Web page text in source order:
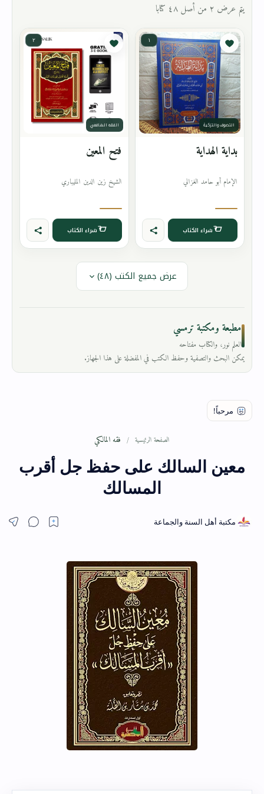
يتم عرض ٢ من أصل ٤٨ كتابا
١
التصوف والتزكية
بداية الهداية
الإمام أبو حامد الغزالي
شراء الكتاب
٢
الفقه الشافعي
فتح المعين
الشيخ زين الدين المليباري
شراء الكتاب
عرض جميع الكتب (٤٨)
مطبعة ومكتبة ترمسي
العلم نور، والكتاب مفتاحه
يمكن البحث والتصفية وحفظ الكتب في المفضلة على هذا الجهاز.
الصفحة الرئيسية فقه المالكي
معين السالك على حفظ جل أقرب
المسالك